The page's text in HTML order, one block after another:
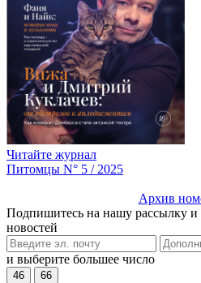
Читайте журнал
Питомцы N° 5 / 2025
Архив
Подпишитесь на нашу рассылку и
новостей
и выберите большее число
46 66